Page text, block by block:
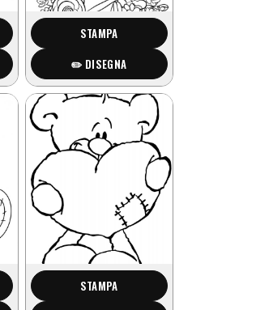
STAMPA
✏️ DISEGNA
STAMPA